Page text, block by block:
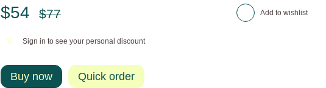
$54 $77 Add to wishlist
% Sign in to see your personal discount
Buy now Quick order